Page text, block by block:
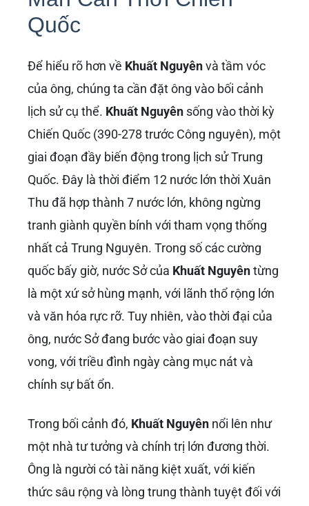
Quốc
Để hiểu rõ hơn về Khuất Nguyênvà tầm vóc
của ông, chúng ta cần đặt ông vào bối cảnh
lịch sử cụ thể. Khuất Nguyên sống vào thời kỳ
Chiến Quốc (390-278 trước Công nguyên), một
giai đoạn đầy biến động trong lịch sử Trung
Quốc. Đây là thời điểm 12 nước lớn thời Xuân
Thu đã hợp thành 7 nước lớn, không ngừng
tranh giành quyền bính với tham vọng thống
nhất cả Trung Nguyên. Trong số các cường
quốc bấy giờ, nước Sở của Khuất Nguyêntừng
là một xứ sở hùng mạnh, với lãnh thổ rộng lớn
và văn hóa rực rỡ. Tuy nhiên, vào thời đại của
ông, nước Sở đang bước vào giai đoạn suy
vong, với triều đình ngày càng mục nát và
chính sự bất ổn.
Trong bối cảnh đó, Khuất Nguyên nổi lên như
một nhà tư tưởng và chính trị lớn đương thời.
Ông là người có tài năng kiệt xuất, với kiến
thức sâu rộng và lòng trung thành tuyệt đối với